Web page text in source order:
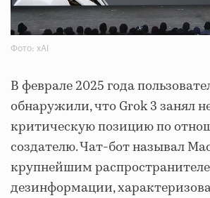
Фото: xAI
В феврале 2025 года
обнаружили, что Grok 3 занял
критическую позицию по
создателю. Чат-бот называл
крупнейшим
дезинформации,